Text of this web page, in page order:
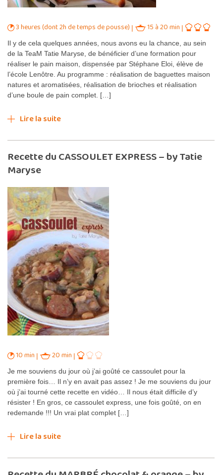
3 heures (dont 2h de temps de pousse) 15 à 20 min
Il y de cela quelques années, nous avons eu la chance, au sein
de la TeaM Tatie Maryse, de bénéficier d’une formation pour
réaliser le pain maison, dispensée par Stéphane Eloi, élève de
l’école Lenôtre. Au programme : réalisation de baguettes maison
natures et aromatisées, réalisation de brioches et réalisation
d’une boule de pain complet. […]
Lire la suite
Recette du CASSOULET EXPRESS – by Tatie
Maryse
10 min 20 min
Je me souviens du jour où j’ai goûté ce cassoulet pour la
première fois… Il n’y en avait pas assez ! Je me souviens du jour
où j’ai tourné cette recette en vidéo… Il nous était difficile d’y
résister ! En gros, ce cassoulet express, une fois goûté, on en
redemande !!! Un vrai plat complet […]
Lire la suite